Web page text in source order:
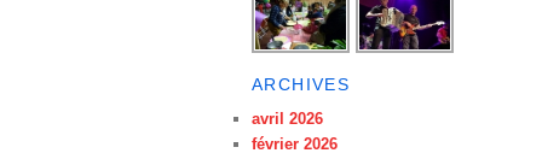
ARCHIVES
avril 2026
février 2026